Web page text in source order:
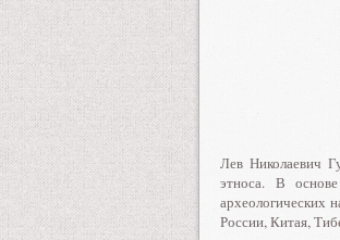
Лев Николаевич
этноса. В
археологических
России, Китая,